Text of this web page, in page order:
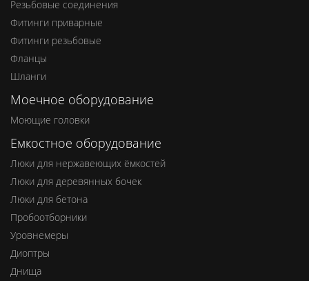
Резьбовые соединения
Фитинги приварные
Фитинги резьбовые
Фланцы
Шланги
Моечное оборудование
Моющие головки
Емкостное оборудование
Люки для нержавеющих ёмкостей
Люки для деревянных бочек
Люки для бетона
Пробоотборники
Уровнемеры
Диоптры
Днища